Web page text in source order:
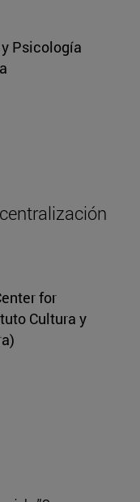
Psicología
for
Cultura y